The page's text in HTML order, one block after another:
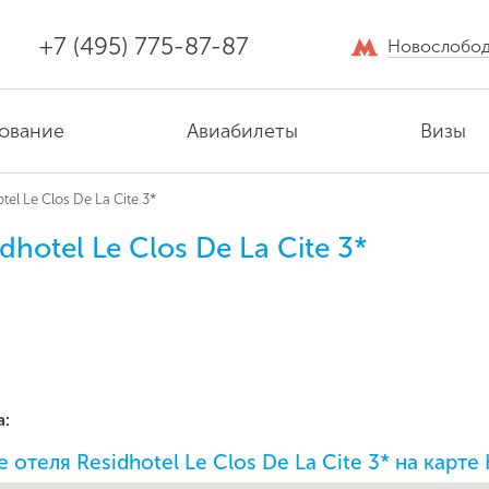
+7 (495) 775-87-87
Авиабилеты Визы
Le Clos De La Cite 3*
Le Clos De La Cite 3*
отеля Residhotel Le Clos De La Cite 3* на карте